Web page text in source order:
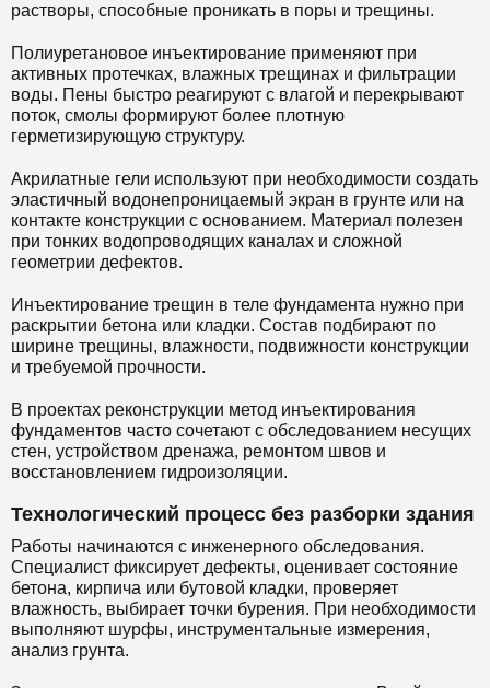
растворы, способные проникать в поры и трещины.
Полиуретановое инъектирование применяют при
активных протечках, влажных трещинах и фильтрации
воды. Пены быстро реагируют с влагой и перекрывают
поток, смолы формируют более плотную
герметизирующую структуру.
Акрилатные гели используют при необходимости создать
эластичный водонепроницаемый экран в грунте или на
контакте конструкции с основанием. Материал полезен
при тонких водопроводящих каналах и сложной
геометрии дефектов.
Инъектирование трещин в теле фундамента нужно при
раскрытии бетона или кладки. Состав подбирают по
ширине трещины, влажности, подвижности конструкции
и требуемой прочности.
В проектах реконструкции метод инъектирования
фундаментов часто сочетают с обследованием несущих
стен, устройством дренажа, ремонтом швов и
восстановлением гидроизоляции.
Технологический процесс без разборки здания
Работы начинаются с инженерного обследования.
Специалист фиксирует дефекты, оценивает состояние
бетона, кирпича или бутовой кладки, проверяет
влажность, выбирает точки бурения. При необходимости
выполняют шурфы, инструментальные измерения,
анализ грунта.